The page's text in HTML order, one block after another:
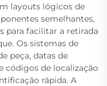
layouts lógicos de
semelhantes,
para facilitar a retirada
Os sistemas de
peça, datas de
códigos de localização
rápida. A